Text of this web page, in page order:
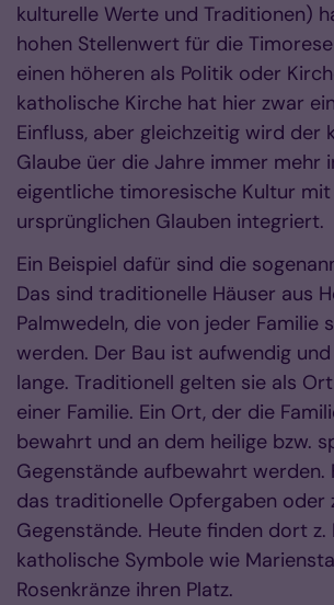
kulturelle Werte und Traditionen)
hohen Stellenwert für die
einen höheren als Politik oder
katholische Kirche hat hier zwar
Einfluss, aber gleichzeitig wird der
Glaube üer die Jahre immer mehr
eigentliche timoresische Kultur
ursprünglichen Glauben integriert.
Ein Beispiel dafür sind die
Das sind traditionelle Häuser aus
Palmwedeln, die von jeder Familie
werden. Der Bau ist aufwendig
lange. Traditionell gelten sie als
einer Familie. Ein Ort, der die
bewahrt und an dem heilige bzw.
Gegenstände aufbewahrt werden.
das traditionelle Opfergaben oder
Gegenstände. Heute finden dort z.
katholische Symbole wie
Rosenkränze ihren Platz.